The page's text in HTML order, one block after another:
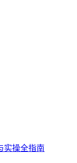
实操全指南